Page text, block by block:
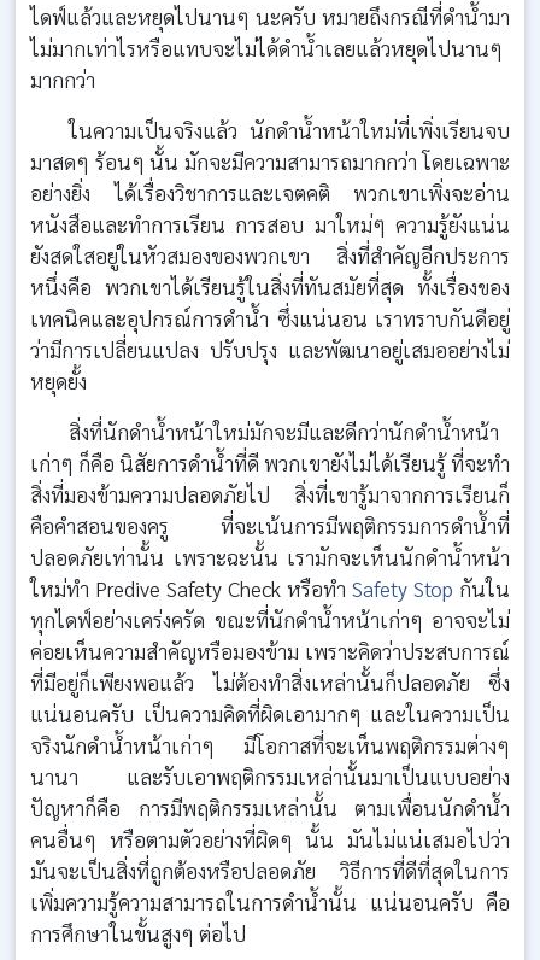
ไดฟ์แล้วและหยุดไปนานๆ นะครับ หมายถึงกรณีที่ดำน้ำมา
ไม่มากเท่าไรหรือแทบจะไม่ได้ดำน้ำเลยแล้วหยุดไปนานๆ
มากกว่า
ในความเป็นจริงแล้ว นักดำน้ำหน้าใหม่ที่เพิ่งเรียนจบ
มาสดๆ ร้อนๆ นั้น มักจะมีความสามารถมากกว่า โดยเฉพาะ
อย่างยิ่ง ได้เรื่องวิชาการและเจตคติ พวกเขาเพิ่งจะอ่าน
หนังสือและทำการเรียน การสอบ มาใหม่ๆ ความรู้ยังแน่น
ยังสดใสอยู่ในหัวสมองของพวกเขา สิ่งที่สำคัญอีกประการ
หนึ่งคือ พวกเขาได้เรียนรู้ในสิ่งที่ทันสมัยที่สุด ทั้งเรื่องของ
เทคนิคและอุปกรณ์การดำน้ำ ซึ่งแน่นอน เราทราบกันดีอยู่
ว่ามีการเปลี่ยนแปลง ปรับปรุง และพัฒนาอยู่เสมออย่างไม่
หยุดยั้ง
สิ่งที่นักดำน้ำหน้าใหม่มักจะมีและดีกว่านักดำน้ำหน้า
เก่าๆ ก็คือ นิสัยการดำน้ำที่ดี พวกเขายังไม่ได้เรียนรู้ ที่จะทำ
สิ่งที่มองข้ามความปลอดภัยไป สิ่งที่เขารู้มาจากการเรียนก็
คือคำสอนของครู ที่จะเน้นการมีพฤติกรรมการดำน้ำที่
ปลอดภัยเท่านั้น เพราะฉะนั้น เรามักจะเห็นนักดำน้ำหน้า
ใหม่ทำ Predive Safety Check หรือทำ Safety Stop กันใน
ทุกไดฟ์อย่างเคร่งครัด ขณะที่นักดำน้ำหน้าเก่าๆ อาจจะไม่
ค่อยเห็นความสำคัญหรือมองข้าม เพราะคิดว่าประสบการณ์
ที่มีอยู่ก็เพียงพอแล้ว ไม่ต้องทำสิ่งเหล่านั้นก็ปลอดภัย ซึ่ง
แน่นอนครับ เป็นความคิดที่ผิดเอามากๆ และในความเป็น
จริงนักดำน้ำหน้าเก่าๆ มีโอกาสที่จะเห็นพฤติกรรมต่างๆ
นานา และรับเอาพฤติกรรมเหล่านั้นมาเป็นแบบอย่าง
ปัญหาก็คือ การมีพฤติกรรมเหล่านั้น ตามเพื่อนนักดำน้ำ
คนอื่นๆ หรือตามตัวอย่างที่ผิดๆ นั้น มันไม่แน่เสมอไปว่า
มันจะเป็นสิ่งที่ถูกต้องหรือปลอดภัย วิธีการที่ดีที่สุดในการ
เพิ่มความรู้ความสามารถในการดำน้ำนั้น แน่นอนครับ คือ
การศึกษาในขั้นสูงๆ ต่อไป